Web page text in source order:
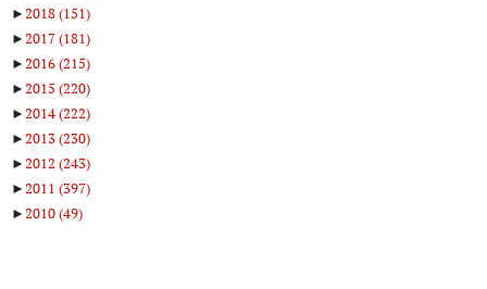
►2018(151)
►2017(181)
►2016(215)
►2015 (220)
►2014(222)
►2013(230)
►2012 (243)
►2011 (397)
►2010(49)